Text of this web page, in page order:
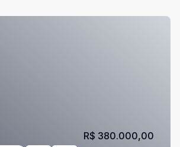
R$ 380.000,00